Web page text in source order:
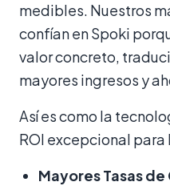
medibles. Nuestros
confían en Spoki
valor concreto,
mayores ingresos y
Así es como la
ROI excepcional para
Mayores Tasas